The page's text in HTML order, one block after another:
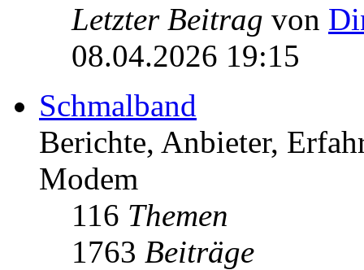
Letzter Beitrag von
08.04.2026 19:15
Schmalband
Berichte, Anbieter,
Modem
116 Themen
1763 Beiträge